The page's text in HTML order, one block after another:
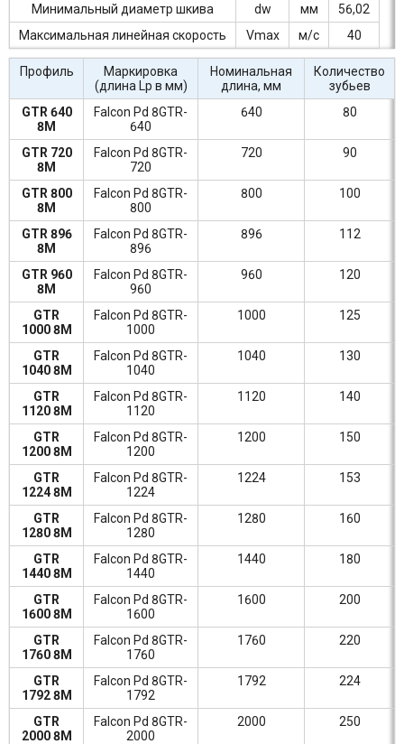
Минимальный диаметр шкива
dw мм
56,02
Максимальная линейная скорость
Vmax м/c 40
Профиль
Маркировка
(длина Lp в мм)
Номинальная
длина, мм
Количество
зубьев
GTR 640
8M
Falcon Pd 8GTR-
640
640 80
GTR 720
8M
Falcon Pd 8GTR-
720
720 90
GTR 800
8M
Falcon Pd 8GTR-
800
800 100
GTR 896
8M
Falcon Pd 8GTR-
896
896 112
GTR 960
8M
Falcon Pd 8GTR-
960
960 120
GTR
1000 8M
Falcon Pd 8GTR-
1000
1000 125
GTR
1040 8M
Falcon Pd 8GTR-
1040
1040 130
GTR
1120 8M
Falcon Pd 8GTR-
1120
1120 140
GTR
1200 8M
Falcon Pd 8GTR-
1200
1200 150
GTR
1224 8M
Falcon Pd 8GTR-
1224
1224 153
GTR
1280 8M
Falcon Pd 8GTR-
1280
1280 160
GTR
1440 8M
Falcon Pd 8GTR-
1440
1440 180
GTR
1600 8M
Falcon Pd 8GTR-
1600
1600 200
GTR
1760 8M
Falcon Pd 8GTR-
1760
1760 220
GTR
1792 8M
Falcon Pd 8GTR-
1792
1792 224
GTR
2000 8M
Falcon Pd 8GTR-
2000
2000 250